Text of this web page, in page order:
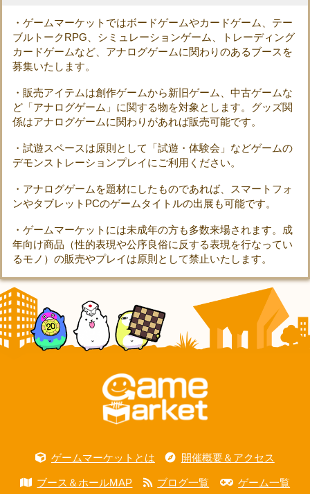
・ゲームマーケットではボードゲームやカードゲーム、テー
ブルトークRPG、シミュレーションゲーム、トレーディング
カードゲームなど、アナログゲームに関わりのあるブースを
募集いたします。
・販売アイテムは創作ゲームから新旧ゲーム、中古ゲームな
ど「アナログゲーム」に関する物を対象とします。グッズ関
係はアナログゲームに関わりがあれば販売可能です。
・試遊スペースは原則として「試遊・体験会」などゲームの
デモンストレーションプレイにご利用ください。
・アナログゲームを題材にしたものであれば、スマートフォ
ンやタブレットPCのゲームタイトルの出展も可能です。
・ゲームマーケットには未成年の方も多数来場されます。成
年向け商品（性的表現や公序良俗に反する表現を行なってい
るモノ）の販売やプレイは原則として禁止いたします。
ゲームマーケットとは 開催概要＆アクセス
ブース＆ホールMAP ブログ一覧 ゲーム一覧